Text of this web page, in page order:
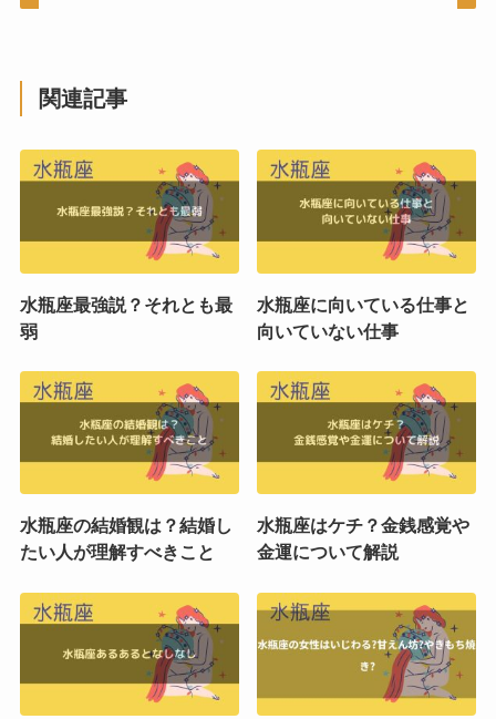
関連記事
水瓶座最強説？それとも最
弱
水瓶座に向いている仕事と
向いていない仕事
水瓶座の結婚観は？結婚し
たい人が理解すべきこと
水瓶座はケチ？金銭感覚や
金運について解説